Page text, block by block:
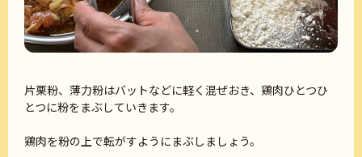
片栗粉、薄力粉はバットなどに軽く混ぜおき、鶏肉ひとつひ
とつに粉をまぶしていきます。
鶏肉を粉の上で転がすようにまぶしましょう。